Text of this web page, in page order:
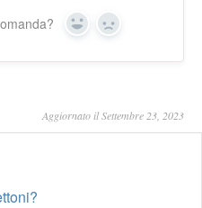
Yes No
Aggiornato il Settembre 23, 2023